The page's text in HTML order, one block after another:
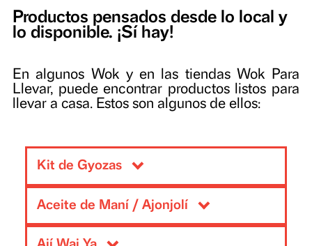
Wok en Casa
lo disponible. ¡Sí hay!
En algunos Wok y en las tiendas Wok
llevar a casa. Estos son algunos de ellos:
Kit de Gyozas